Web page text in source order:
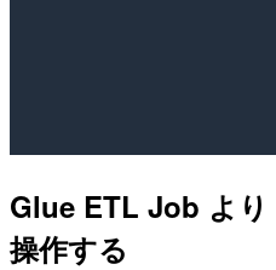
Glue ETL Job よ
操作する